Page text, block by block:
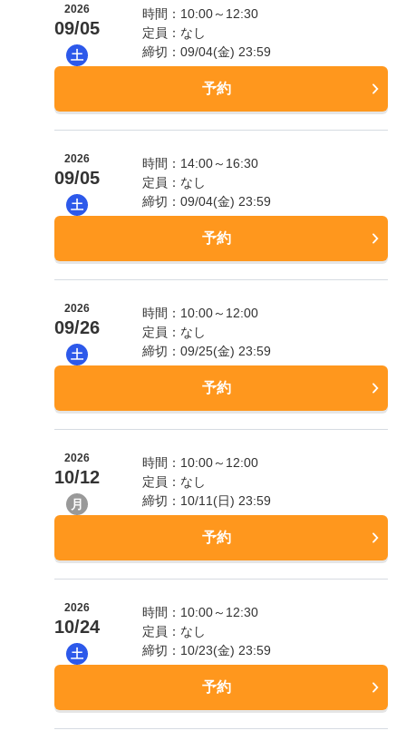
2026
09/05
土
時間：10:00～12:30
定員：なし
締切：09/04(金) 23:59
予約
2026
09/05
土
時間：14:00～16:30
定員：なし
締切：09/04(金) 23:59
予約
2026
09/26
土
時間：10:00～12:00
定員：なし
締切：09/25(金) 23:59
予約
2026
10/12
月
時間：10:00～12:00
定員：なし
締切：10/11(日) 23:59
予約
2026
10/24
土
時間：10:00～12:30
定員：なし
締切：10/23(金) 23:59
予約